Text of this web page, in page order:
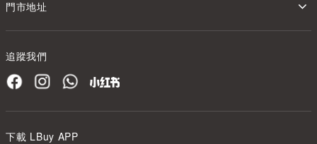
門市地址
追蹤我們
下載 LBuy APP